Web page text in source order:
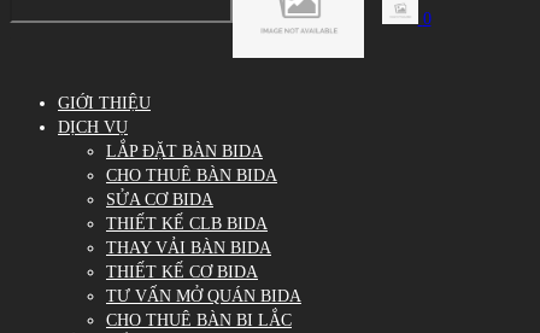
0
GIỚI THIỆU
DỊCH VỤ
LẮP ĐẶT BÀN BIDA
CHO THUÊ BÀN BIDA
SỬA CƠ BIDA
THIẾT KẾ CLB BIDA
THAY VẢI BÀN BIDA
THIẾT KẾ CƠ BIDA
TƯ VẤN MỞ QUÁN BIDA
CHO THUÊ BÀN BI LẮC